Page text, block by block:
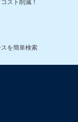
スト削減！
を簡単検索